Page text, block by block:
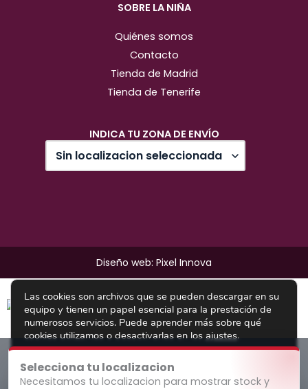
SOBRE LA NIÑA
Quiénes somos
Contacto
Tienda de Madrid
Tienda de Tenerife
INDICA TU ZONA DE ENVÍO
Diseño web: Pixel Innova
Las cookies son archivos que se pueden descargar en su
equipo y tienen un papel esencial para la prestación de
numerosos servicios. Puede aprender más sobre qué
cookies utilizamos o desactivarlas en los ajustes.
Aceptar todo Rechazar todo
Selecciona tu localizacion
Necesitamos tu localizacion para mostrar stock y